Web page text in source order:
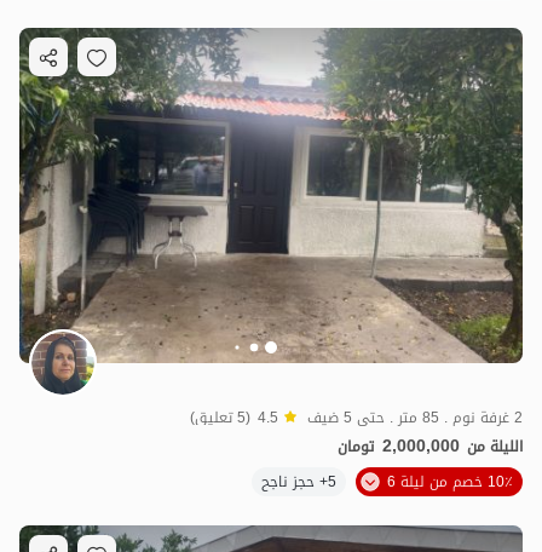
2 غرفة نوم . 85 متر . حتى 5 ضيف 4.5 (5 تعليق)
الليلة من 2,000,000 تومان
10٪ خصم من ليلة 6
5+ حجز ناجح